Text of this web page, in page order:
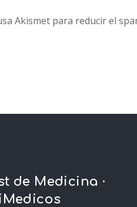
Akismet para reducir el
de Medicina ·